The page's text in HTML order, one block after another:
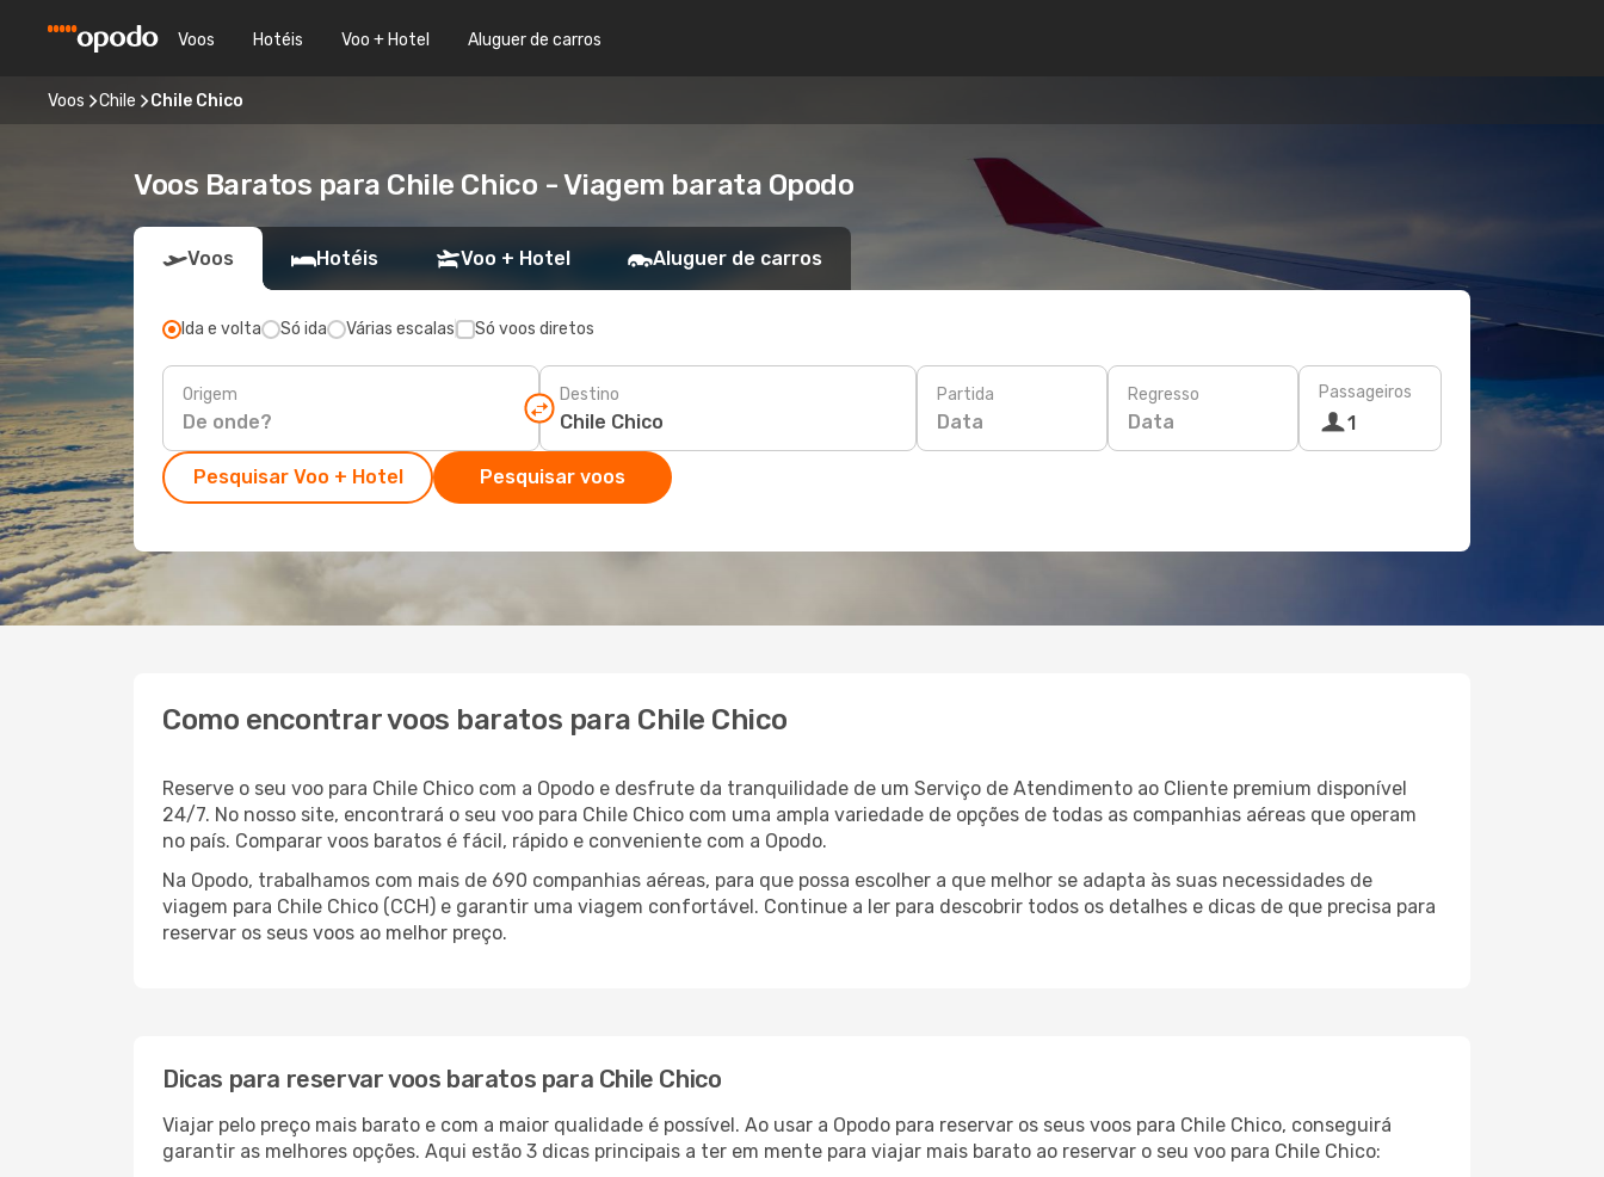
Voos Hotéis Voo + Hotel Aluguer de carros
Voos Chile Chile Chico
Voos Baratos para Chile Chico - Viagem barata Opodo
Voos Hotéis Voo + Hotel Aluguer de carros
Ida e volta Só ida Várias escalas Só voos diretos
Origem Destino Partida
Data
Regresso
Data
Passageiros
1
Pesquisar Voo + Hotel Pesquisar voos
Como encontrar voos baratos para Chile Chico
Reserve o seu voo para Chile Chico com a Opodo e desfrute da tranquilidade de um Serviço de Atendimento ao Cliente premium disponível
24/7. No nosso site, encontrará o seu voo para Chile Chico com uma ampla variedade de opções de todas as companhias aéreas que operam
no país. Comparar voos baratos é fácil, rápido e conveniente com a Opodo.
Na Opodo, trabalhamos com mais de 690 companhias aéreas, para que possa escolher a que melhor se adapta às suas necessidades de
viagem para Chile Chico (CCH) e garantir uma viagem confortável. Continue a ler para descobrir todos os detalhes e dicas de que precisa para
reservar os seus voos ao melhor preço.
Dicas para reservar voos baratos para Chile Chico
Viajar pelo preço mais barato e com a maior qualidade é possível. Ao usar a Opodo para reservar os seus voos para Chile Chico, conseguirá
garantir as melhores opções. Aqui estão 3 dicas principais a ter em mente para viajar mais barato ao reservar o seu voo para Chile Chico: